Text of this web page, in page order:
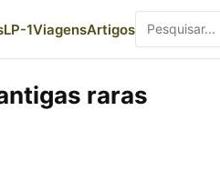
LP-1ViagensArtigos
raras